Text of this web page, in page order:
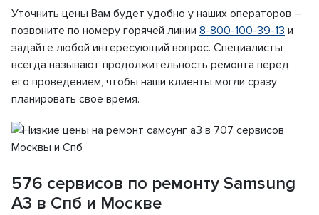
Уточнить цены Вам будет удобно у наших операторов –
позвоните по номеру горячей линии 8-800-100-39-13 и
задайте любой интересующий вопрос. Специалисты
всегда называют продолжительность ремонта перед
его проведением, чтобы наши клиенты могли сразу
планировать свое время.
576 сервисов по ремонту Samsung
A3 в Спб и Москве